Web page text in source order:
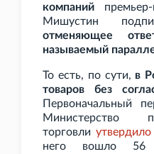
компаний
Мишустин
отменяющее
называемый
То есть, по сути, в
товаров без
Первоначальный
Министерство
торговли утвердило
него вошло 56